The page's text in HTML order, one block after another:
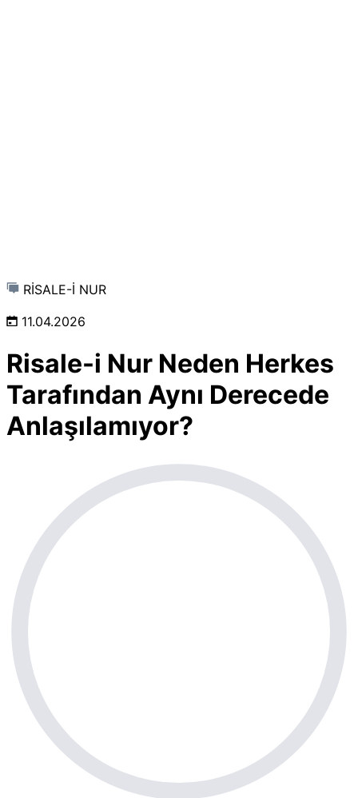
RİSALE-İ NUR
11.04.2026
Risale-i Nur Neden Herkes
Tarafından Aynı Derecede
Anlaşılamıyor?